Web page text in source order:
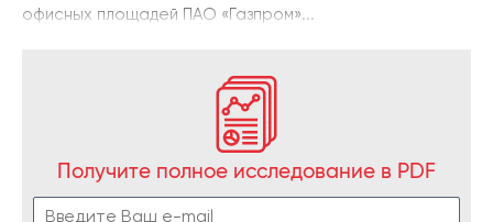
офисных площадей ПАО «Газпром»...
Получите полное исследование в PDF